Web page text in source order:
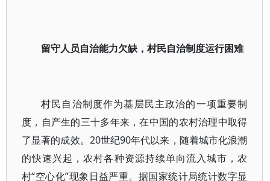
留守人员自治能力欠缺，村民自治制度运行困难
村民自治制度作为基层民主政治的一项重要制
度，自产生的三十多年来，在中国的农村治理中取得
了显著的成效。20世纪90年代以来，随着城市化浪潮
的快速兴起，农村各种资源持续单向流入城市，农
村“空心化”现象日益严重。据国家统计局统计数字显